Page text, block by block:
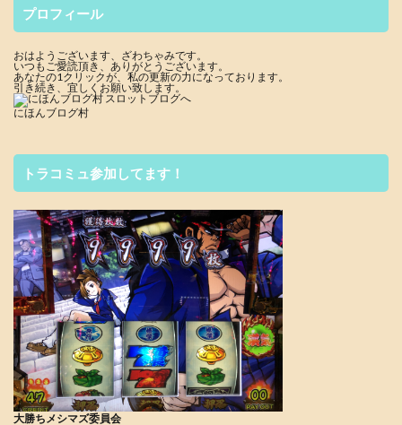
プロフィール
おはようございます、ざわちゃみです。
いつもご愛読頂き、ありがとうございます。
あなたの1クリックが、私の更新の力になっております。
引き続き、宜しくお願い致します。
にほんブログ村
トラコミュ参加してます！
大勝ちメシマズ委員会